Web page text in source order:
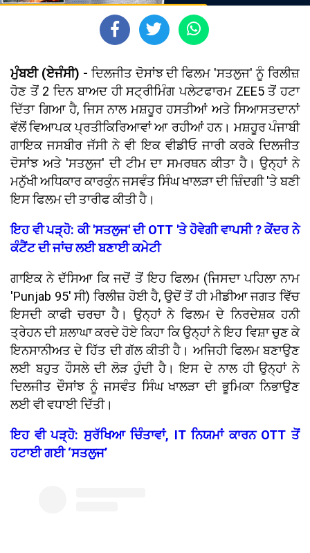
ਮੁੰਬਈ (ਏਜੰਸੀ) - ਦਿਲਜੀਤ ਦੋਸਾਂਝ ਦੀ ਫਿਲਮ 'ਸਤਲੁਜ' ਨੂੰ ਰਿਲੀਜ਼
ਹੋਣ ਤੋਂ 2 ਦਿਨ ਬਾਅਦ ਹੀ ਸਟ੍ਰੀਮਿੰਗ ਪਲੇਟਫਾਰਮ ZEE5 ਤੋਂ ਹਟਾ
ਦਿੱਤਾ ਗਿਆ ਹੈ, ਜਿਸ ਨਾਲ ਮਸ਼ਹੂਰ ਹਸਤੀਆਂ ਅਤੇ ਸਿਆਸਤਦਾਨਾਂ
ਵੱਲੋਂ ਵਿਆਪਕ ਪ੍ਰਤੀਕਿਰਿਆਵਾਂ ਆ ਰਹੀਆਂ ਹਨ। ਮਸ਼ਹੂਰ ਪੰਜਾਬੀ
ਗਾਇਕ ਜਸਬੀਰ ਜੱਸੀ ਨੇ ਵੀ ਇਕ ਵੀਡੀਓ ਜਾਰੀ ਕਰਕੇ ਦਿਲਜੀਤ
ਦੋਸਾਂਝ ਅਤੇ 'ਸਤਲੁਜ' ਦੀ ਟੀਮ ਦਾ ਸਮਰਥਨ ਕੀਤਾ ਹੈ। ਉਨ੍ਹਾਂ ਨੇ
ਮਨੁੱਖੀ ਅਧਿਕਾਰ ਕਾਰਕੁੰਨ ਜਸਵੰਤ ਸਿੰਘ ਖਾਲੜਾ ਦੀ ਜ਼ਿੰਦਗੀ 'ਤੇ ਬਣੀ
ਇਸ ਫਿਲਮ ਦੀ ਤਾਰੀਫ ਕੀਤੀ ਹੈ।
ਇਹ ਵੀ ਪੜ੍ਹੋ: ਕੀ 'ਸਤਲੁਜ' ਦੀ OTT 'ਤੇ ਹੋਵੇਗੀ ਵਾਪਸੀ ? ਕੇਂਦਰ ਨੇ
ਕੰਟੈਂਟ ਦੀ ਜਾਂਚ ਲਈ ਬਣਾਈ ਕਮੇਟੀ
ਗਾਇਕ ਨੇ ਦੱਸਿਆ ਕਿ ਜਦੋਂ ਤੋਂ ਇਹ ਫਿਲਮ (ਜਿਸਦਾ ਪਹਿਲਾ ਨਾਮ
'Punjab 95' ਸੀ) ਰਿਲੀਜ਼ ਹੋਈ ਹੈ, ਉਦੋਂ ਤੋਂ ਹੀ ਮੀਡੀਆ ਜਗਤ ਵਿੱਚ
ਇਸਦੀ ਕਾਫੀ ਚਰਚਾ ਹੈ। ਉਨ੍ਹਾਂ ਨੇ ਫਿਲਮ ਦੇ ਨਿਰਦੇਸ਼ਕ ਹਨੀ
ਤ੍ਰੇਹਨ ਦੀ ਸ਼ਲਾਘਾ ਕਰਦੇ ਹੋਏ ਕਿਹਾ ਕਿ ਉਨ੍ਹਾਂ ਨੇ ਇਹ ਵਿਸ਼ਾ ਚੁਣ ਕੇ
ਇਨਸਾਨੀਅਤ ਦੇ ਹਿੱਤ ਦੀ ਗੱਲ ਕੀਤੀ ਹੈ। ਅਜਿਹੀ ਫਿਲਮ ਬਣਾਉਣ
ਲਈ ਬਹੁਤ ਹੌਸਲੇ ਦੀ ਲੋੜ ਹੁੰਦੀ ਹੈ। ਇਸ ਦੇ ਨਾਲ ਹੀ ਉਨ੍ਹਾਂ ਨੇ
ਦਿਲਜੀਤ ਦੌਸਾਂਝ ਨੂੰ ਜਸਵੰਤ ਸਿੰਘ ਖਾਲੜਾ ਦੀ ਭੂਮਿਕਾ ਨਿਭਾਉਣ
ਲਈ ਵੀ ਵਧਾਈ ਦਿੱਤੀ।
ਇਹ ਵੀ ਪੜ੍ਹੋ: ਸੁਰੱਖਿਆ ਚਿੰਤਾਵਾਂ, IT ਨਿਯਮਾਂ ਕਾਰਨ OTT ਤੋਂ
ਹਟਾਈ ਗਈ ‘ਸਤਲੁਜ’